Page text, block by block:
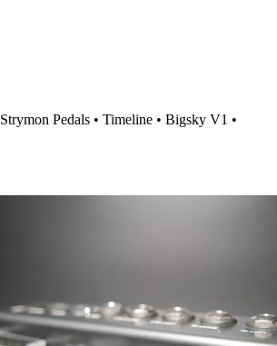
Strymon Pedals • Timeline • Bigsky V1 •